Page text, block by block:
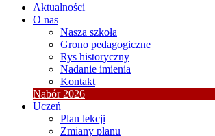
Aktualności
O nas
Nasza szkoła
Grono pedagogiczne
Rys historyczny
Nadanie imienia
Kontakt
Nabór 2026
Uczeń
Plan lekcji
Zmiany planu